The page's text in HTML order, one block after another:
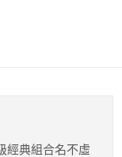
經典再
名不虛
經典組合名不虛